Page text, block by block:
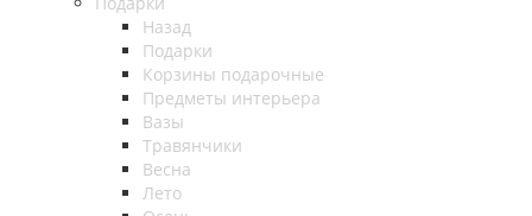
Назад
Подарки
Корзины подарочные
Предметы интерьера
Вазы
Травянчики
Весна
Лето